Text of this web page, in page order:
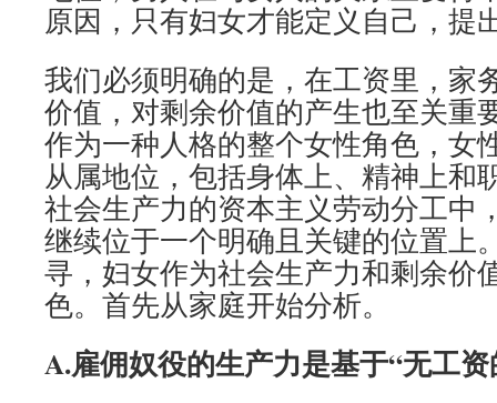
原因，只有妇女才能定义自己，提
我们必须明确的是，在工资里，家
价值，对剩余价值的产生也至关重
作为一种人格的整个女性角色，女
从属地位，包括身体上、精神上和
社会生产力的资本主义劳动分工中
继续位于一个明确且关键的位置上
寻，妇女作为社会生产力和剩余价
色。首先从家庭开始分析。
A.雇佣奴役的生产力是基于“无工